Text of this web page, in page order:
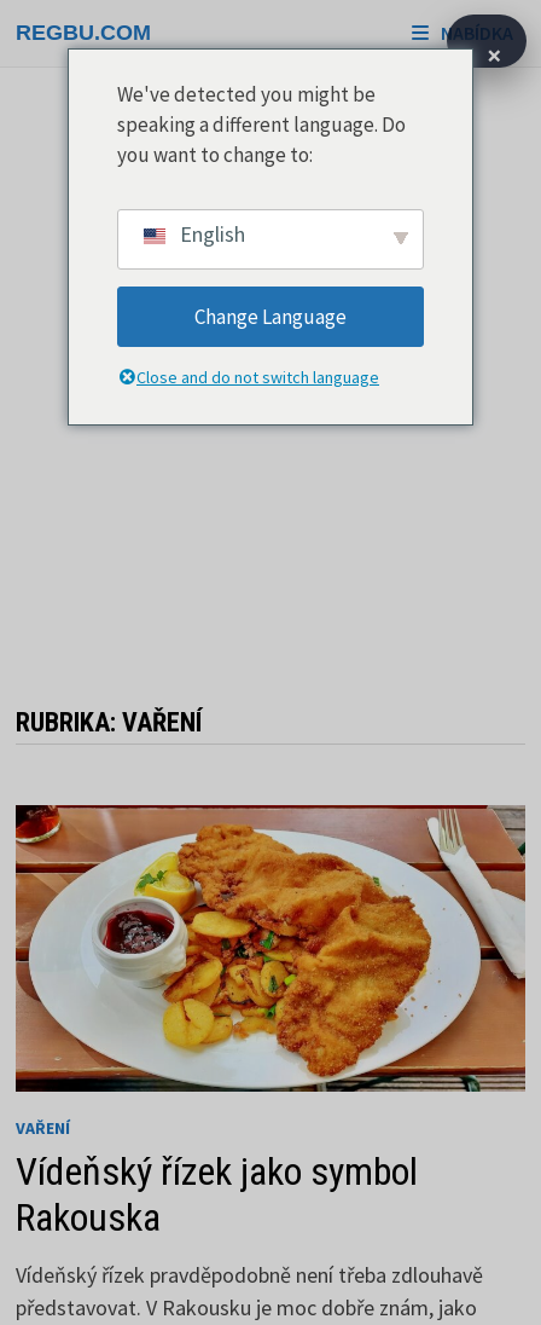
na
REGBU.COM NABÍDKA
RUBRIKA:VAŘENÍ
VAŘENÍ
Vídeňský řízek jako symbol
Rakouska
Vídeňský řízek pravděpodobně není třeba zdlouhavě
představovat. V Rakousku je moc dobře znám, jako
×
We've detected you might be
speaking a different language. Do
you want to change to:
English
Change Language
Close and do not switch language